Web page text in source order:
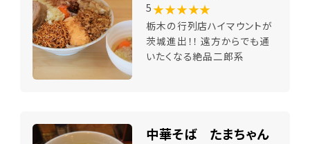
5 ★★★★★
栃木の行列店ハイマウントが
茨城進出！！ 遠方からでも通
いたくなる絶品二郎系
中華そば たまちゃん